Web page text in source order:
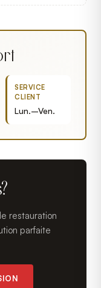
SERVICE
CLIENT
Lun.–Ven.
restauration
parfaite